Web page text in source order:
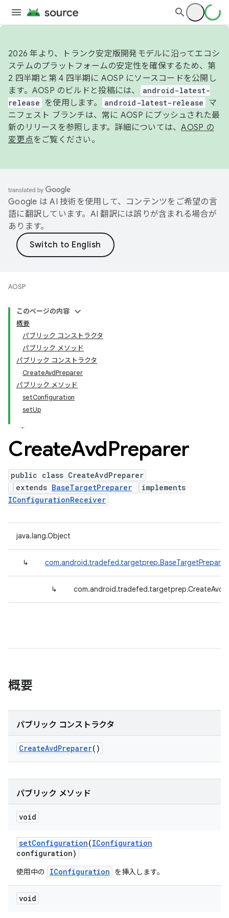
2026 年より、トランク安定版開発モデルに沿ってエコシ
ステムのプラットフォームの安定性を確保するため、第
2 四半期と第 4 四半期に AOSP にソースコードを公開し
ます。AOSP のビルドと投稿には、
android-latest-
release
を使用します。 android-latest-release
マ
ニフェスト ブランチは、常に AOSP にプッシュされた最
新のリリースを参照します。詳細については、AOSP の
変更点をご覧ください。
Google は AI 技術を使用して、コンテンツをご希望の言
語に翻訳しています。AI 翻訳には誤りが含まれる場合が
あります。
AOSP
このページの内容
概要
パブリック コンストラクタ
パブリック メソッド
パブリック コンストラクタ
CreateAvdPreparer
パブリック メソッド
setConfiguration
setUp
CreateAvdPreparer
public class CreateAvdPreparer
extends BaseTargetPreparer
implements
IConfigurationReceiver
java.lang.Object
↳ com.android.tradefed.targetprep.BaseTargetPreparer
↳
概要
パブリック コンストラクタ
CreateAvdPreparer()
パブリック メソッド
void
setConfiguration(IConfiguration
configuration)
使用中の IConfiguration を挿入します。
void